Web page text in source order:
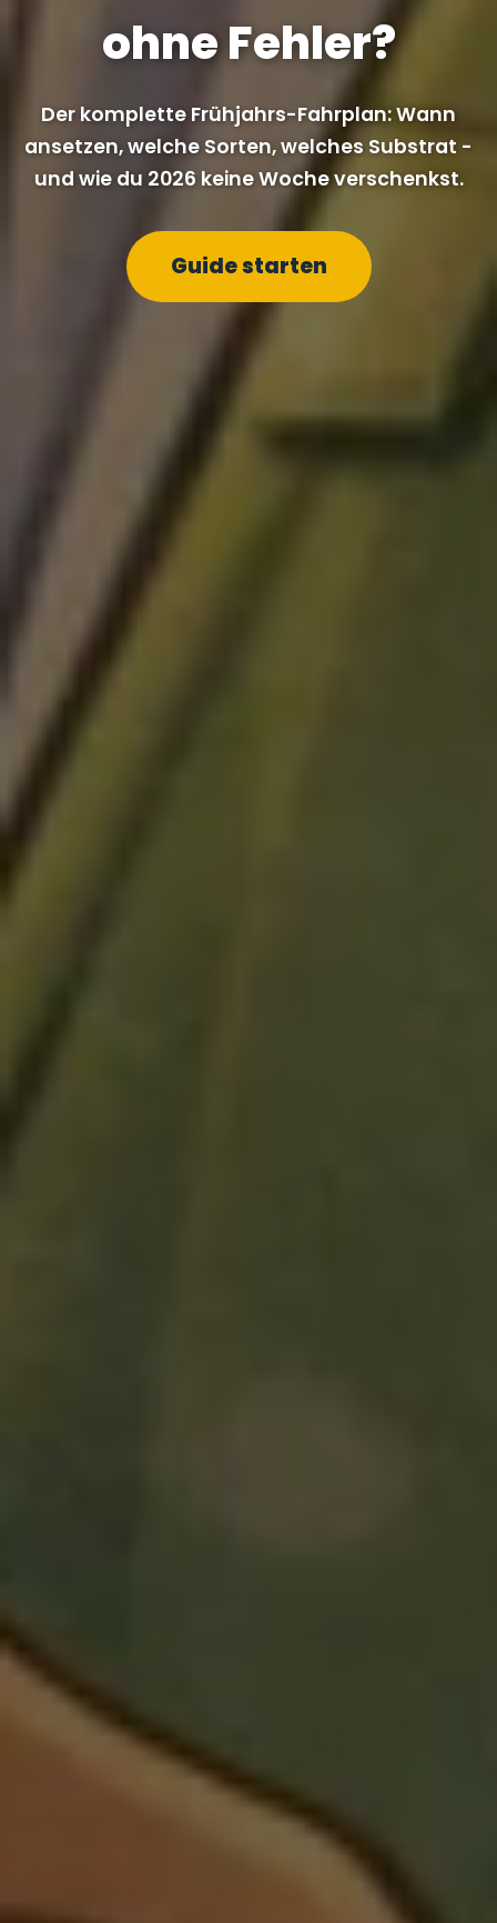
ohne Fehler?
Der komplette Frühjahrs-Fahrplan: Wann
ansetzen, welche Sorten, welches Substrat -
und wie du 2026 keine Woche verschenkst.
Guide starten